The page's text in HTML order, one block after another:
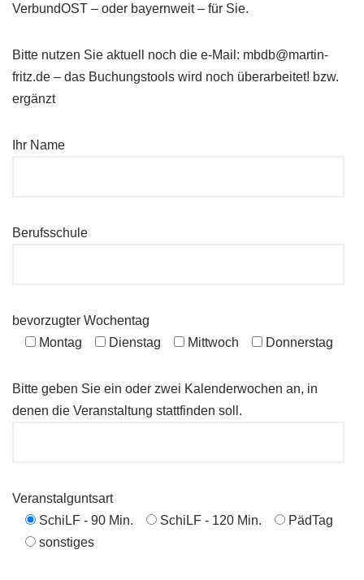
VerbundOST – oder bayernweit – für Sie.
Bitte nutzen Sie aktuell noch die e-Mail: mbdb@martin-
fritz.de – das Buchungstools wird noch überarbeitet! bzw.
ergänzt
Ihr Name
Berufsschule
bevorzugter Wochentag
Montag
Dienstag Mittwoch Donnerstag
Bitte geben Sie ein oder zwei Kalenderwochen an, in
denen die Veranstaltung stattfinden soll.
Veranstalguntsart
SchiLF - 90 Min.
SchiLF - 120 Min.
PädTag
sonstiges